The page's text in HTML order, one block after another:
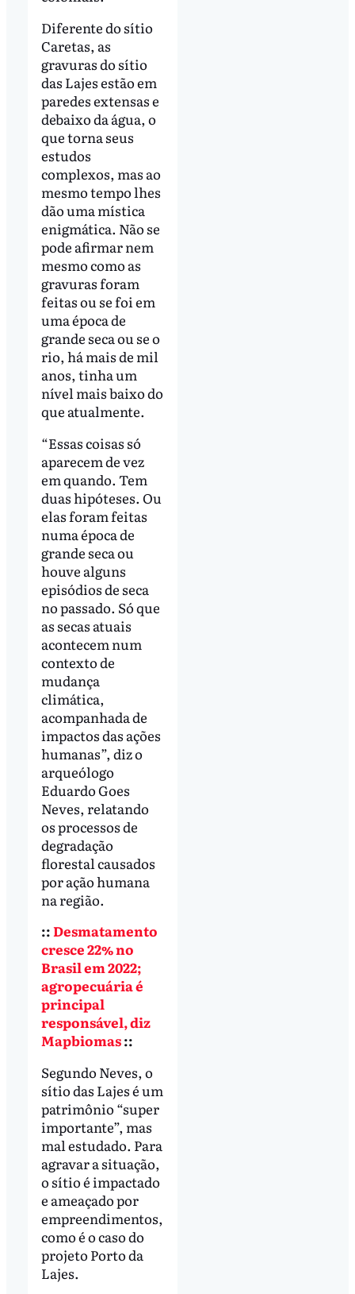
Diferente do sítio
Caretas, as
gravuras do sítio
das Lajes estão em
paredes extensas e
debaixo da água, o
que torna seus
estudos
complexos, mas ao
mesmo tempo lhes
dão uma mística
enigmática. Não se
pode afirmar nem
mesmo como as
gravuras foram
feitas ou se foi em
uma época de
grande seca ou se o
rio, há mais de mil
anos, tinha um
nível mais baixo do
que atualmente.
“Essas coisas só
aparecem de vez
em quando. Tem
duas hipóteses. Ou
elas foram feitas
numa época de
grande seca ou
houve alguns
episódios de seca
no passado. Só que
as secas atuais
acontecem num
contexto de
mudança
climática,
acompanhada de
impactos das ações
humanas”, diz o
arqueólogo
Eduardo Goes
Neves, relatando
os processos de
degradação
florestal causados
por ação humana
na região.
::Desmatamento
cresce 22% no
Brasil em 2022;
agropecuária é
principal
responsável, diz
Mapbiomas::
Segundo Neves, o
sítio das Lajes é um
patrimônio “super
importante”, mas
mal estudado. Para
agravar a situação,
o sítio é impactado
e ameaçado por
empreendimentos,
como é o caso do
projeto Porto da
Lajes.